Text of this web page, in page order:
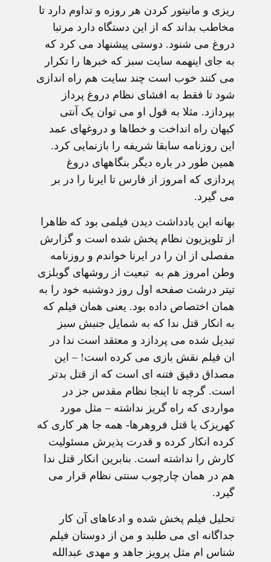
ریزی و مانیتور کردن هر روزه و تداوم دارد تا
مخاطب بداند که از این دستگاه دارد مرتبا
دروغ می شنود. دوستی پیشنهاد می کرد که
به جای اینهمه سایت سبز که خبرها را تکرار
می کنند خوب است چند سایت هم راه اندازی
شود تا فقط به افشای نظام دروغ پرداز
بپردازد. مثلا به قول او می توان یک آنتی
کیهان راه انداخت و خطاها و دروغهای عمد
این روزنامه سابقا شریفه را بازنمایی کرد.
همین طور در باره دیگر بنگاههای دروغ
پردازی که امروز از فارس تا ایرنا را در بر
می گیرد.
بهانه این یادداشت دیدن فیلمی بود که ظاهرا
از تلویزیون نظام پخش شده است و گزارش
مفصلی از ان را در ایرنا خواندم و روزنامه
وطن امروز هم به تبعیت از روشهای گوبلزی
تیتر درشت صفحه اول روز دوشنبه خود را به
همان اختصاص داده بود. یعنی همان فیلم که
به انکار قتل ندا که به شمایل جنبش سبز
تبدیل شده می پردازد و معتقد است ندا در
ان فیلم نقش بازی می کرده است! – این
مصداق دقیق فتنه ای است که از قتل بدتر
است. گرچه تا اینجا نظام مقدس جز در
مواردی که راه گریز نداشته – مثل مورد
کهریزک یا قتل فروهرها- همه جا هر کاری که
کرده انکار کرده و قدرت پذیرش مسئولیت
کارش را نداشته است. بنابرین انکار قتل ندا
هم در همان چارچوب سنتی نظام قرار می
گیرد.
تحلیل فیلم پخش شده و ادعاهای آن کار
جداگانه ای می طلبد و من از دوستان فیلم
شناس ام مثل پرویز جاهد و مهدی عبدالله